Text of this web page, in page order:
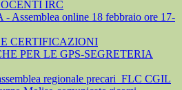
IRC
Assemblea online 18 febbraio ore 17-
CERTIFICAZIONI
PER LE GPS-SEGRETERIA
regionale precari_FLC CGIL